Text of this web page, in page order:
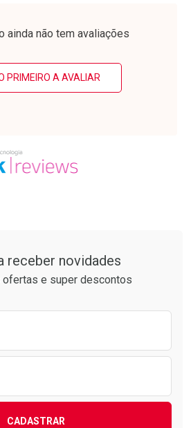
Laboratório
Por R$ 55,19/cada
Por Menos
ainda não tem avaliações
PRIMEIRO A AVALIAR
receber novidades
ofertas e super descontos
CADASTRAR